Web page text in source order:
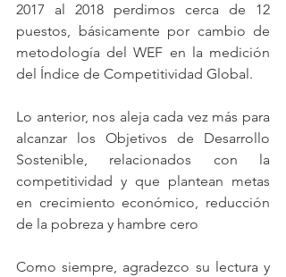
2017 al 2018 perdimos cerca de 12
puestos, básicamente por cambio de
metodología del WEF en la medición
del Índice de Competitividad Global.
Lo anterior, nos aleja cada vez más para
alcanzar los Objetivos de Desarrollo
Sostenible, relacionados con la
competitividad y que plantean metas
en crecimiento económico, reducción
de la pobreza y hambre cero
Como siempre, agradezco su lectura y